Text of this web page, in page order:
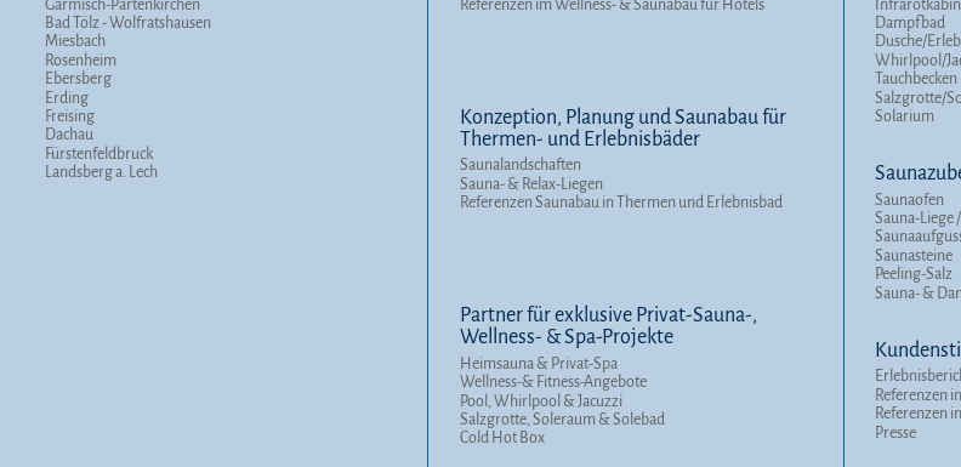
Garmisch-Partenkirchen
Bad Tölz - Wolfratshausen
Miesbach
Rosenheim
Ebersberg
Erding
Freising
Dachau
Fürstenfeldbruck
Landsberg a. Lech
Referenzen im Wellness- & Saunabau für Hotels
Konzeption, Planung und Saunabau für
Thermen- und Erlebnisbäder
Saunalandschaften
Sauna- & Relax-Liegen
Referenzen Saunabau in Thermen und Erlebnisbad
Partner für exklusive Privat-Sauna-,
Wellness- & Spa-Projekte
Heimsauna & Privat-Spa
Wellness-& Fitness-Angebote
Pool, Whirlpool & Jacuzzi
Salzgrotte, Soleraum & Solebad
Cold Hot Box
Dampfbad
Dusche/
Whirlpool/
Tauchbecken
Salzgrotte/
Solarium
Saunaofen
Sauna-Liege
Saunasteine
Peeling-Salz
Sauna- &
Referenzen
Referenzen
Presse